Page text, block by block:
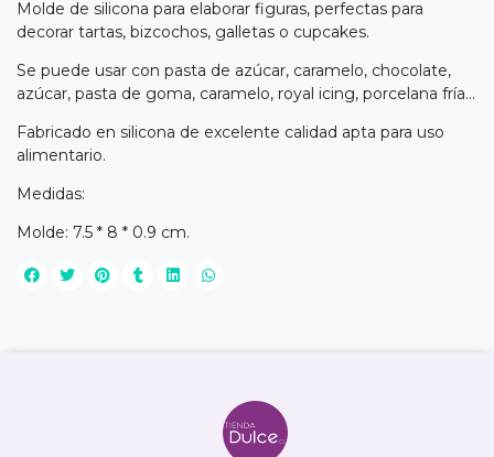
Molde de silicona para elaborar figuras, perfectas para
decorar tartas, bizcochos, galletas o cupcakes.
Se puede usar con pasta de azúcar, caramelo, chocolate,
azúcar, pasta de goma, caramelo, royal icing, porcelana fría...
Fabricado en silicona de excelente calidad apta para uso
alimentario.
Medidas:
Molde: 7.5 * 8 * 0.9 cm.